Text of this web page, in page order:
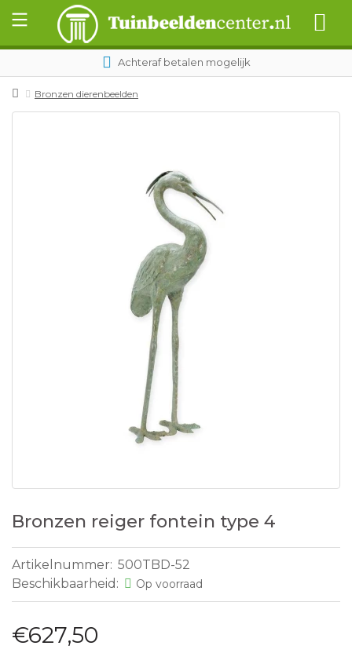
Achteraf betalen mogelijk
Bronzen dierenbeelden
Bronzen reiger fontein type 4
Artikelnummer: 500TBD-52
Beschikbaarheid:
Op voorraad
€627,50